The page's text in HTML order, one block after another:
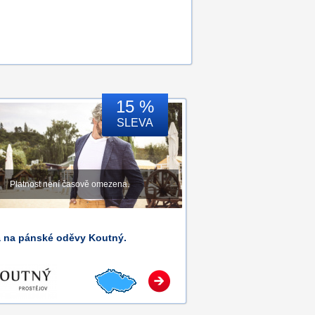
15 %
SLEVA
Platnost není časově omezena.
na pánské oděvy Koutný.